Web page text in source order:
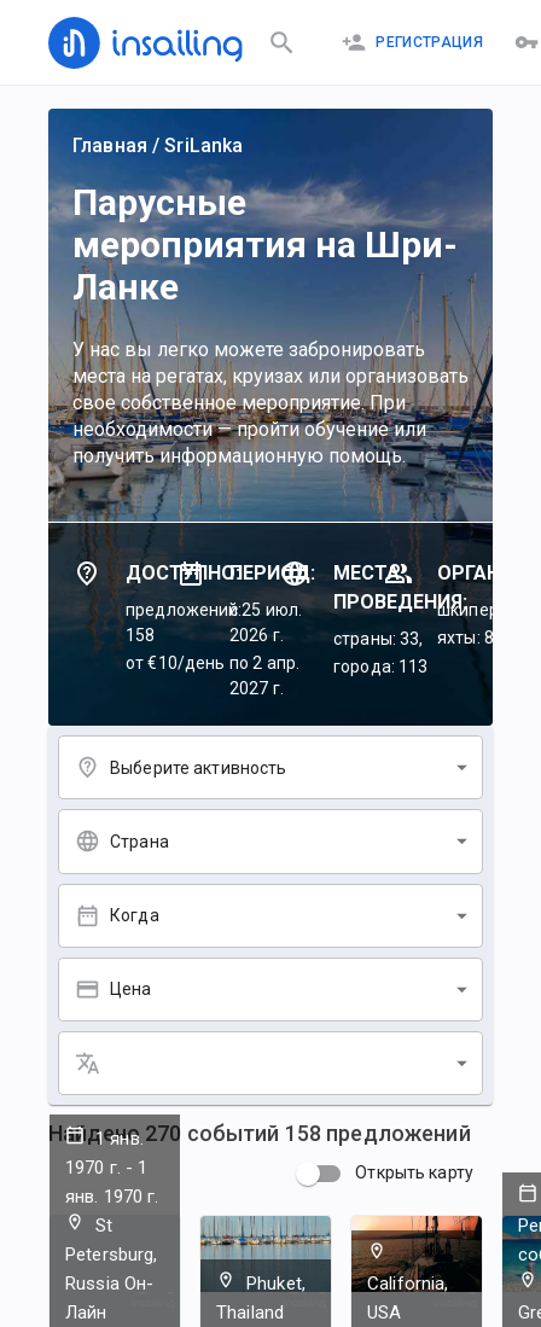
РЕГИСТРАЦИЯ
Главная /SriLanka
Парусные
мероприятия на Шри-
Ланке
У нас вы легко можете забронировать
места на регатах, круизах или организовать
свое собственное мероприятие. При
необходимости — пройти обучение или
получить информационную помощь.
ДОСТУПНО:
предложений:
158
от €10/день
ПЕРИОД:
c 25 июл.
2026 г.
по 2 апр.
2027 г.
МЕСТА
ПРОВЕДЕНИЯ:
страны: 33,
города: 113
шкиперы: 45,
яхты: 84
Выберите активность
Страна
Когда
Цена
Найдено 270 событий 158 предложений
Открыть карту
1 янв.
1970 г. - 1
янв. 1970 г.
St
Petersburg,
Russia Он-
Лайн
Phuket,
Thailand
California,
USA